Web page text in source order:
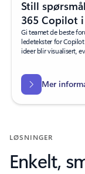
Still
365 Copilot i
Gi teamet de beste
ledetekster for
ideer blir visualisert,
Mer
LØSNINGER
Enkelt,